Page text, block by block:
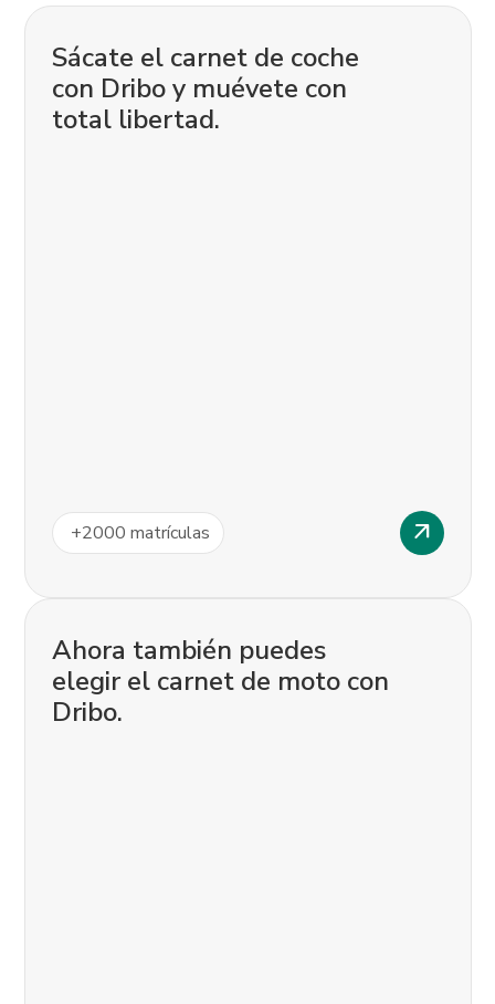
Sácate el carnet de coche
con Dribo y muévete con
total libertad.
+2000 matrículas arrow_outward
Ahora también puedes
elegir el carnet de moto con
Dribo.